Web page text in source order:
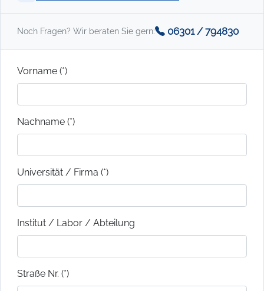
Noch Fragen? Wir beraten Sie gern: 06301 / 794830
Vorname (*)
Nachname (*)
Universität / Firma (*)
Institut / Labor / Abteilung
Straße Nr. (*)